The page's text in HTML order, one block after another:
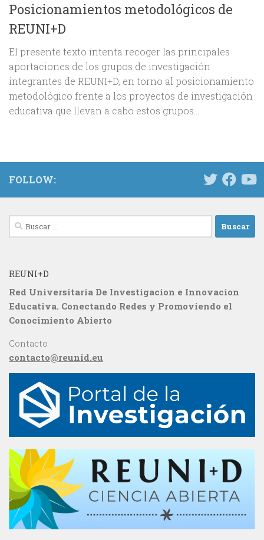
Posicionamientos metodológicos de
REUNI+D
El presente texto intenta recoger las principales
aportaciones de los grupos de investigación
integrantes de REUNI+D, en torno al posicionamiento
metodológico frente a los proyectos de investigación
educativa que llevan a cabo estos grupos....
FOLLOW:
Buscar:
REUNI+D
Red Universitaria De Investigacion e Innovacion
Educativa. Conectando Redes y Promoviendo el
Conocimiento Abierto
Contacto
contacto@reunid.eu